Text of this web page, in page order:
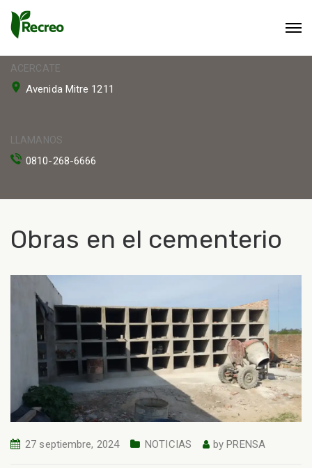
ACERCATE
Avenida Mitre 1211
LLAMANOS
0810-268-6666
Obras en el cementerio
27 septiembre, 2024 NOTICIAS byPRENSA